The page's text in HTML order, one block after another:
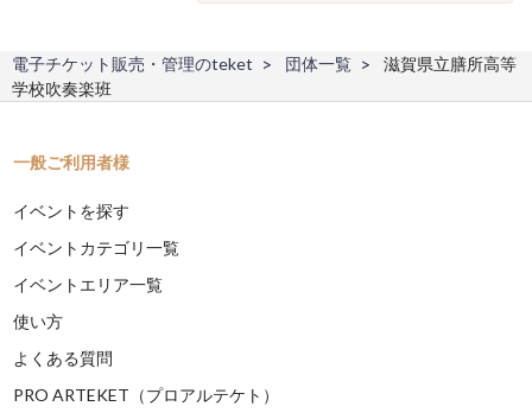
電子チケット販売・管理のteket 団体一覧
滋賀県立膳所高等
学校吹奏楽班
一般ご利用者様
イベントを探す
イベントカテゴリ一覧
イベントエリア一覧
使い方
よくある質問
PRO ARTEKET（プロアルテケト）